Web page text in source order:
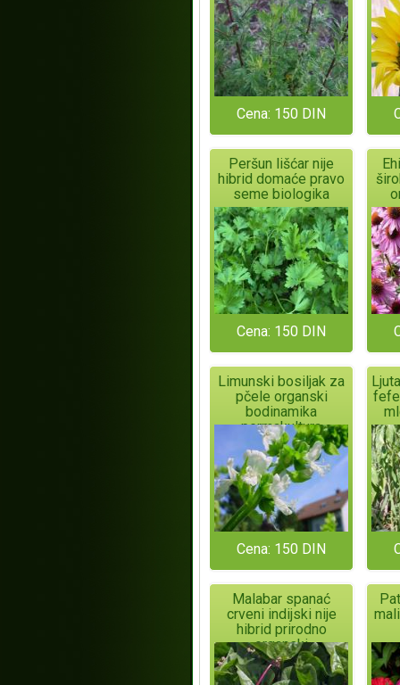
Cena: 150 DIN
Peršun lišćar nije
hibrid domaće pravo
seme biologika
Cena: 150 DIN
Limunski bosiljak za
pčele organski
bodinamika
permakultura
Cena: 150 DIN
Malabar spanać
crveni indijski nije
hibrid prirodno
organski